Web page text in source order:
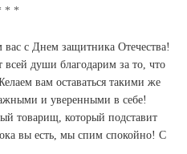
с Днем защитника Отечества!
души благодарим за то, что
вам оставаться такими же
и уверенными в себе!
товарищ, который подставит
вы есть, мы спим спокойно! С